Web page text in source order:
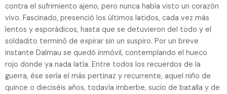
contra el sufrimiento ajeno, pero nunca había visto un corazón
vivo. Fascinado, presenció los últimos latidos, cada vez más
lentos y esporádicos, hasta que se detuvieron del todo y el
soldadito terminó de expirar sin un suspiro. Por un breve
instante Dalmau se quedó inmóvil, contemplando el hueco
rojo donde ya nada latía. Entre todos los recuerdos de la
guerra, ése sería el más pertinaz y recurrente, aquel niño de
quince o dieciséis años, todavía imberbe, sucio de batalla y de